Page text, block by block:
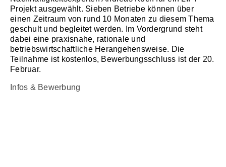
Projekt ausgewählt. Sieben Betriebe können über
einen Zeitraum von rund 10 Monaten zu diesem Thema
geschult und begleitet werden. Im Vordergrund steht
dabei eine praxisnahe, rationale und
betriebswirtschaftliche Herangehensweise. Die
Teilnahme ist kostenlos, Bewerbungsschluss ist der 20.
Februar.
Infos & Bewerbung